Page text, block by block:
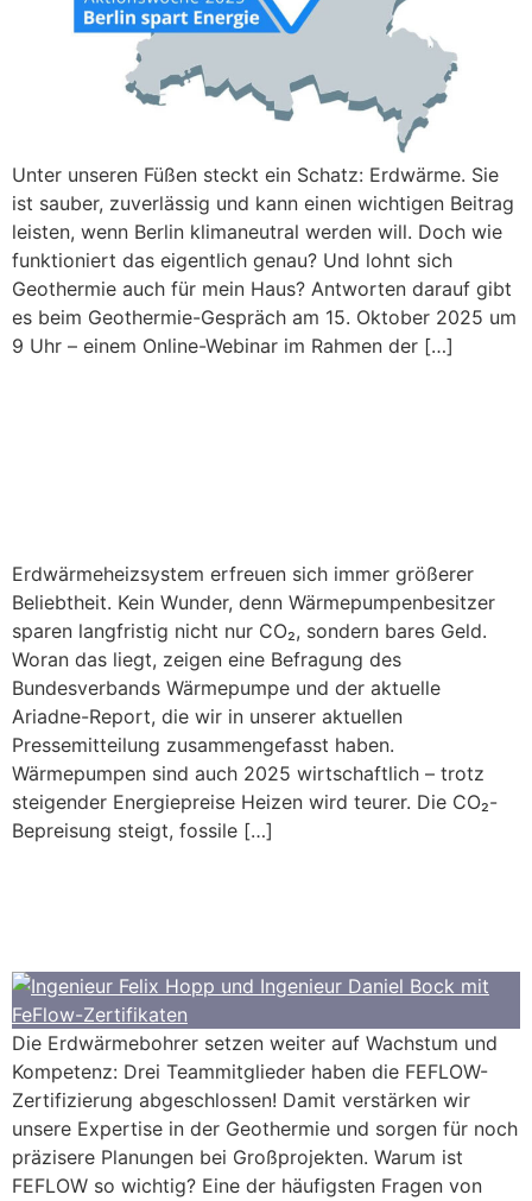
Unter unseren Füßen steckt ein Schatz: Erdwärme. Sie
ist sauber, zuverlässig und kann einen wichtigen Beitrag
leisten, wenn Berlin klimaneutral werden will. Doch wie
funktioniert das eigentlich genau? Und lohnt sich
Geothermie auch für mein Haus? Antworten darauf gibt
es beim Geothermie-Gespräch am 15. Oktober 2025 um
9 Uhr – einem Online-Webinar im Rahmen der […]
Erdwärmeheizsystem erfreuen sich immer größerer
Beliebtheit. Kein Wunder, denn Wärmepumpenbesitzer
sparen langfristig nicht nur CO₂, sondern bares Geld.
Woran das liegt, zeigen eine Befragung des
Bundesverbands Wärmepumpe und der aktuelle
Ariadne-Report, die wir in unserer aktuellen
Pressemitteilung zusammengefasst haben.
Wärmepumpen sind auch 2025 wirtschaftlich – trotz
steigender Energiepreise Heizen wird teurer. Die CO₂-
Bepreisung steigt, fossile […]
Die Erdwärmebohrer setzen weiter auf Wachstum und
Kompetenz: Drei Teammitglieder haben die FEFLOW-
Zertifizierung abgeschlossen! Damit verstärken wir
unsere Expertise in der Geothermie und sorgen für noch
präzisere Planungen bei Großprojekten. Warum ist
FEFLOW so wichtig? Eine der häufigsten Fragen von